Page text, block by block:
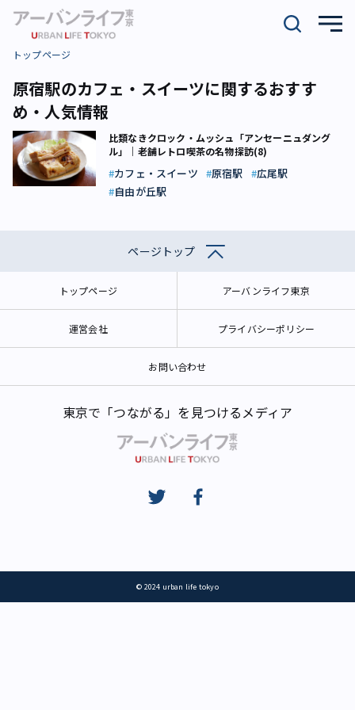
トップページ
原宿駅のカフェ・スイーツに関するおすす
め・人気情報
比類なきクロック・ムッシュ「アンセーニュダング
ル」｜老舗レトロ喫茶の名物探訪(8)
カフェ・スイーツ 原宿駅
広尾駅
自由が丘駅
ページトップ
トップページ アーバンライフ東京
運営会社 プライバシーポリシー
お問い合わせ
東京で「つながる」を見つけるメディア
© 2024 urban life tokyo